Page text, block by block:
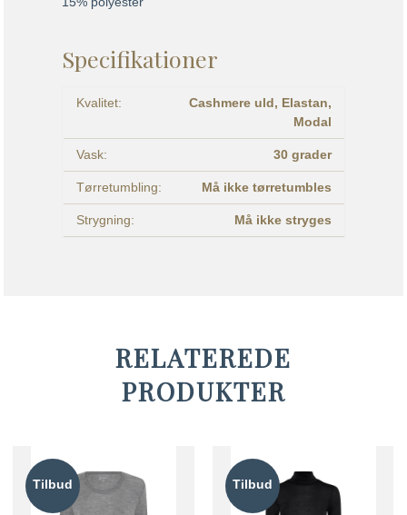
Specifikationer
Kvalitet: Cashmere uld, Elastan,
Modal
Vask: 30 grader
Tørretumbling: Må ikke tørretumbles
Strygning: Må ikke stryges
RELATEREDE
PRODUKTER
Tilbud Tilbud